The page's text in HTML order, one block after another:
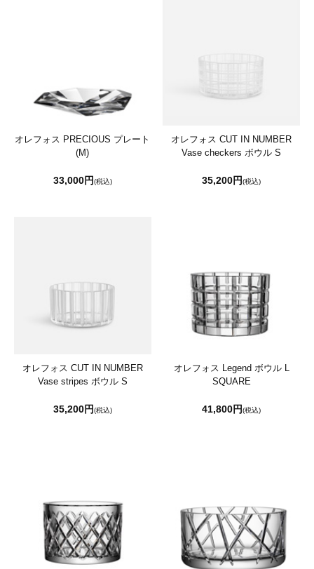
オレフォス PRECIOUS プレート
(M)
33,000円(税込)
オレフォス CUT IN NUMBER
Vase checkers ボウル S
35,200円(税込)
オレフォス CUT IN NUMBER
Vase stripes ボウル S
35,200円(税込)
オレフォス Legend ボウル L
SQUARE
41,800円(税込)